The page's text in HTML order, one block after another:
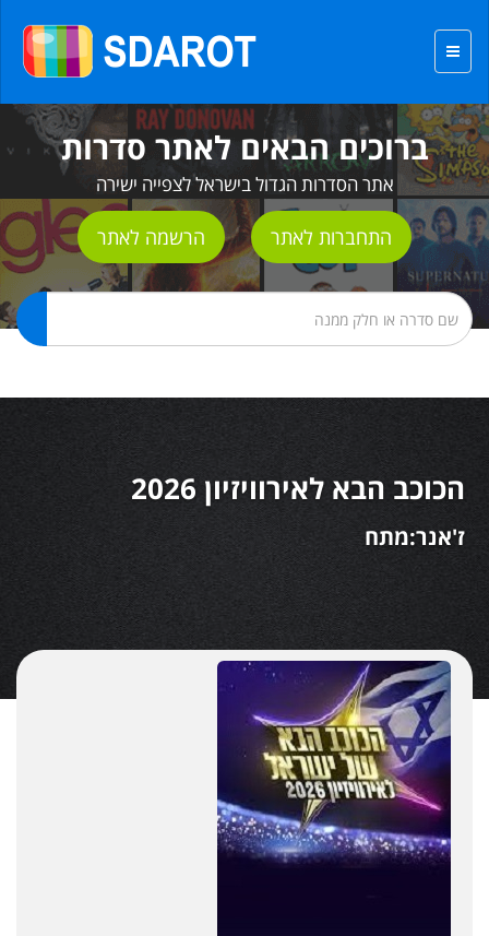
ברוכים הבאים לאתר סדרות
אתר הסדרות הגדול בישראל לצפייה ישירה
התחברות לאתר הרשמה לאתר
הכוכב הבא לאירוויזיון 2026
ז'אנר:מתח